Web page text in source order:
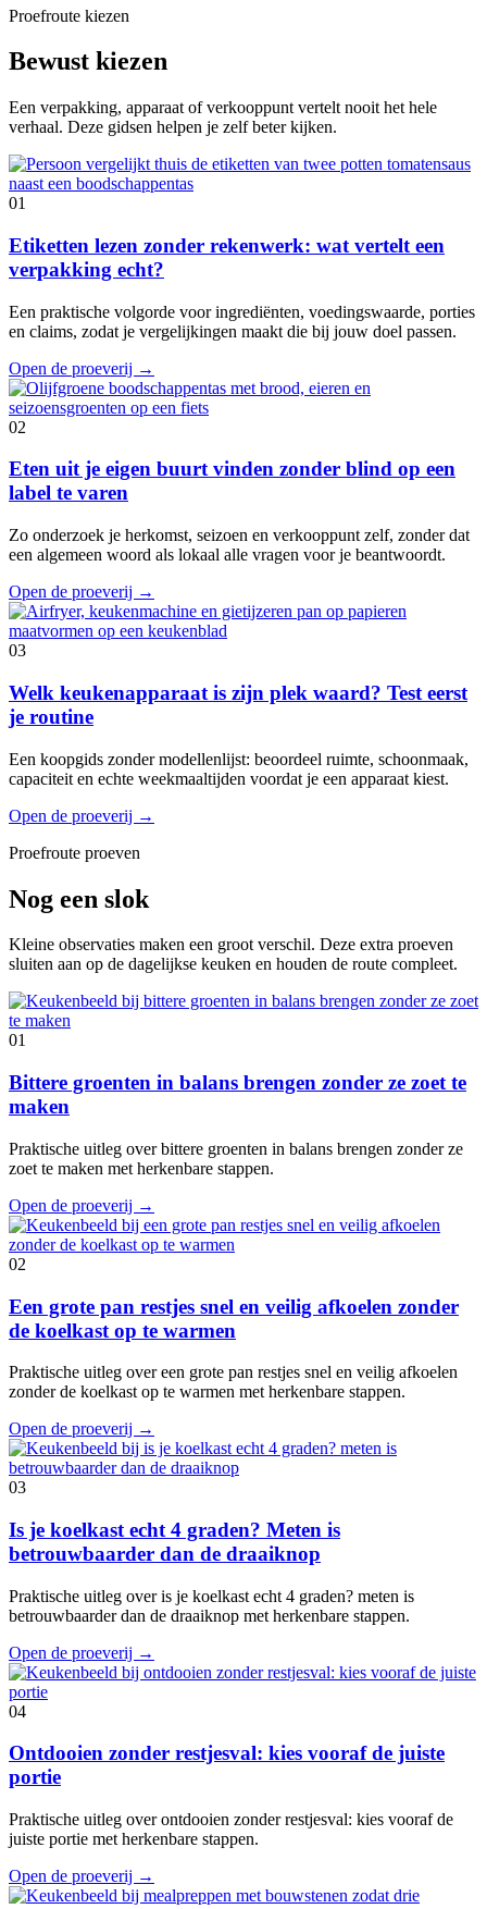
Proefroute kiezen
Bewust kiezen
Een verpakking, apparaat of verkooppunt vertelt nooit het hele
verhaal. Deze gidsen helpen je zelf beter kijken.
01
Etiketten lezen zonder rekenwerk: wat vertelt een
verpakking echt?
Een praktische volgorde voor ingrediënten, voedingswaarde, porties
en claims, zodat je vergelijkingen maakt die bij jouw doel passen.
Open de proeverij →
02
Eten uit je eigen buurt vinden zonder blind op een
label te varen
Zo onderzoek je herkomst, seizoen en verkooppunt zelf, zonder dat
een algemeen woord als lokaal alle vragen voor je beantwoordt.
Open de proeverij →
03
Welk keukenapparaat is zijn plek waard? Test eerst
je routine
Een koopgids zonder modellenlijst: beoordeel ruimte, schoonmaak,
capaciteit en echte weekmaaltijden voordat je een apparaat kiest.
Open de proeverij →
Proefroute proeven
Nog een slok
Kleine observaties maken een groot verschil. Deze extra proeven
sluiten aan op de dagelijkse keuken en houden de route compleet.
01
Bittere groenten in balans brengen zonder ze zoet te
maken
Praktische uitleg over bittere groenten in balans brengen zonder ze
zoet te maken met herkenbare stappen.
Open de proeverij →
02
Een grote pan restjes snel en veilig afkoelen zonder
de koelkast op te warmen
Praktische uitleg over een grote pan restjes snel en veilig afkoelen
zonder de koelkast op te warmen met herkenbare stappen.
Open de proeverij →
03
Is je koelkast echt 4 graden? Meten is
betrouwbaarder dan de draaiknop
Praktische uitleg over is je koelkast echt 4 graden? meten is
betrouwbaarder dan de draaiknop met herkenbare stappen.
Open de proeverij →
04
Ontdooien zonder restjesval: kies vooraf de juiste
portie
Praktische uitleg over ontdooien zonder restjesval: kies vooraf de
juiste portie met herkenbare stappen.
Open de proeverij →